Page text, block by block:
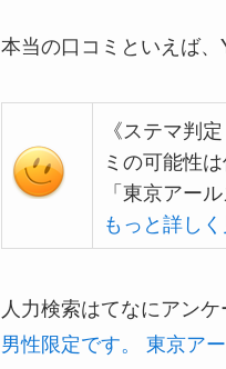
本当の口コミといえば、
《ステマ判
ミの可能性
「東京アー
もっと詳し
人力検索はてなにアン
男性限定です。 東京ア